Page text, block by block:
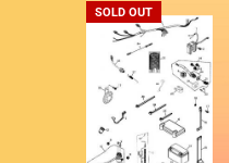
SOLD OUT